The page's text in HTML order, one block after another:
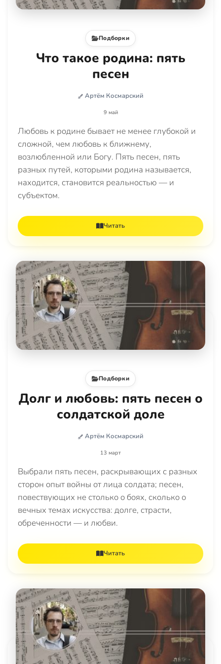
Подборки
Что такое родина: пять
песен
Артём Космарский
9 май
Любовь к родине бывает не менее глубокой и
сложной, чем любовь к ближнему,
возлюбленной или Богу. Пять песен, пять
разных путей, которыми родина называется,
находится, становится реальностью — и
субъектом.
Читать
Подборки
Долг и любовь: пять песен о
солдатской доле
Артём Космарский
13 март
Выбрали пять песен, раскрывающих с разных
сторон опыт войны от лица солдата; песен,
повествующих не столько о боях, сколько о
вечных темах искусства: долге, страсти,
обреченности — и любви.
Читать